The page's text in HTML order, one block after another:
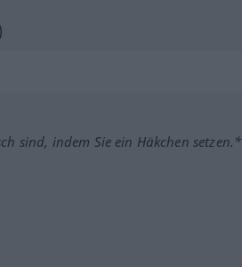
sind, indem Sie ein Häkchen setzen.*